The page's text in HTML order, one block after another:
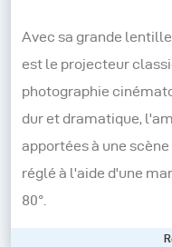
Avec sa grande
est le projecteur
photographie
dur et dramatique,
apportées à une
réglé à l'aide d'une
80°.